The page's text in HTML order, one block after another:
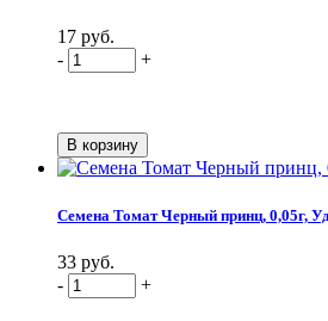
17 руб.
-
+
Семена Томат Черный принц, 0,05г,
33 руб.
-
+